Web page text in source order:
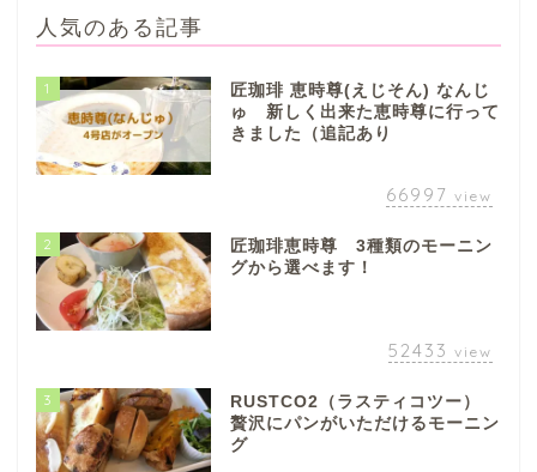
人気のある記事
1
匠珈琲 恵時尊(えじそん) なんじ
ゅ 新しく出来た恵時尊に行って
きました（追記あり
66997 view
2
匠珈琲恵時尊 3種類のモーニン
グから選べます！
52433 view
3
RUSTCO2（ラスティコツー）
贅沢にパンがいただけるモーニン
グ